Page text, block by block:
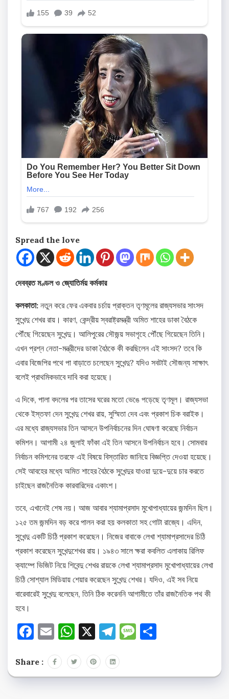
Spread the love
দেবব্রত মণ্ডল ও জ্যোতির্ময় কর্মকার
কলকাতা: নতুন করে ফের একবার চর্চায় প্রাক্তন তৃণমূলের রাজ্যসভার সাংসদ
সুখেন্দু শেখর রায়। কারণ, কেন্দ্রীয় স্বরাষ্ট্রমন্ত্রী অমিত শাহের ডাকা বৈঠকে
পৌঁছে গিয়েছেন সুখেন্দু। আলিপুরের সৌজন্য় সভাগৃহে পৌঁছে গিয়েছেন তিনি।
এখন প্রশ্ন নেতা-মন্ত্রীদের ডাকা বৈঠকে কী করছিলেন এই সাংসদ? তবে কি
এবার বিজেপির পথে পা বাড়াতে চলেছেন সুখেন্দু? যদিও সবটাই সৌজন্য সাক্ষাৎ
বলেই প্রাথমিকভাবে দাবি করা হয়েছে।
এ দিকে, পালা বদলের পর তাসের ঘরের মতো ভেঙে পড়েছে তৃণমূল। রাজ্যসভা
থেকে ইস্তফা দেন সুখেন্দু শেখর রায়, সুস্মিতা দেব এবং প্রকাশ চিক বরাইক।
এর মধ্যে রাজ্যসভার তিন আসনে উপনির্বাচনের দিন ঘোষণা করেছে নির্বাচন
কমিশন। আগামী ২৪ জুলাই ফাঁকা এই তিন আসনে উপনির্বাচন হবে। সোমবার
নির্বাচন কমিশনের তরফে এই বিষয়ে বিস্তারিত জানিয়ে বিজ্ঞপ্তি দেওয়া হয়েছে।
সেই আবহের মধ্যে অমিত শাহের বৈঠকে সুখেন্দুর যাওয়া দুয়ে-দুয়ে চার করতে
চাইছেন রাজনৈতিক কারবারিদের একাংশ।
তবে, এখানেই শেষ নয়। আজ আবার শ্যামাপ্রসাদ মুখোপাধ্যায়ের জন্মদিন ছিল।
১২৫ তম জন্মদিন বড় করে পালন করা হয় কলকাতা সহ গোটা রাজ্যে। এদিন,
সুখেন্দু একটি চিঠি প্রকাশ করেছেন। নিজের বাবাকে লেখা শ্যামাপ্রসাদের চিঠি
প্রকাশ করেছেন সুখেন্দুশেখর রায়। ১৯৪৩ সালে ক্ষরা কবলিত এলাকায় রিলিফ
ক্যাম্পে ভিজিট নিয়ে শিবেন্দু শেখর রায়কে লেখা শ্যামাপ্রসাদ মুখোপাধ্যায়ের লেখা
চিঠি সোশ্যাল মিডিয়ায় শেয়ার করেছেন সুখেন্দু শেখর। যদিও, এই সব নিয়ে
বারেবারেই সুখেন্দু বলেছেন, তিনি ঠিক করেননি আগামীতে তাঁর রাজনৈতিক পথ কী
হবে।
Facebook
EmailWhatsApp
X Telegram
Message
Share :